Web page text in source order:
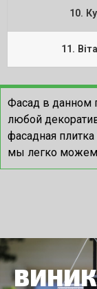
10.
11.
Фасад в данном
любой
фасадная
мы легко можем